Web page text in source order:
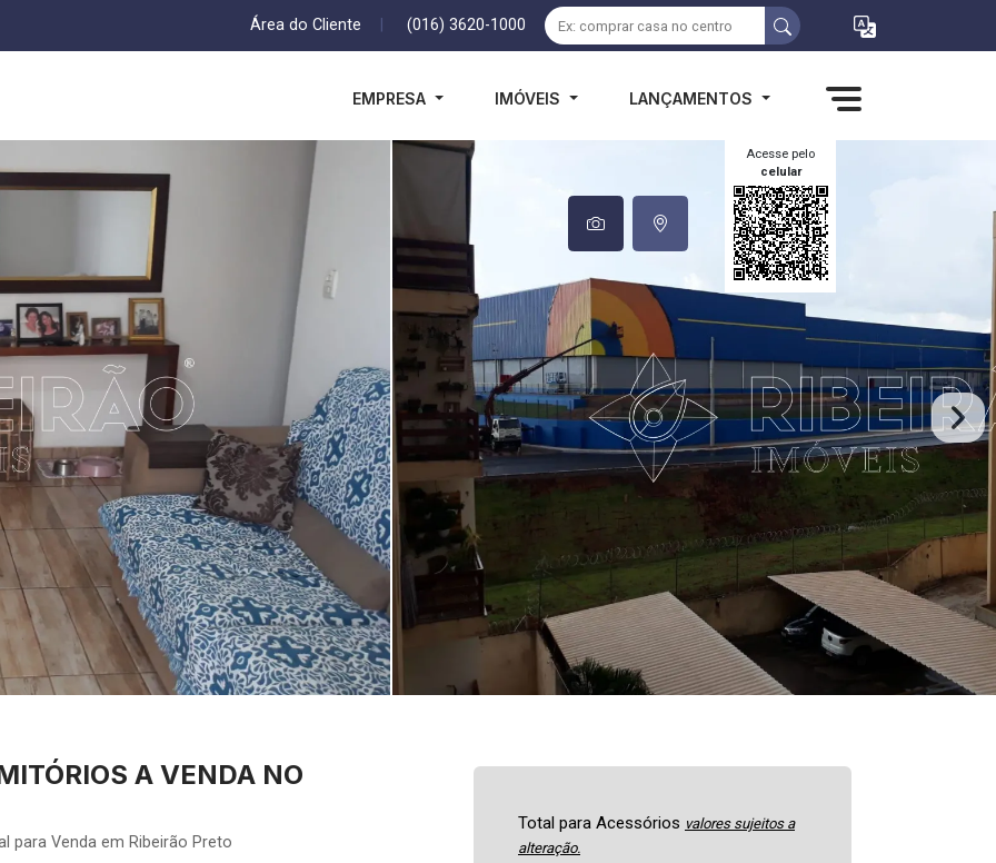
Área do Cliente (016) 3620-1000
EMPRESA IMÓVEIS LANÇAMENTOS
Acesse pelo
celular
A VENDA NO
para Venda em Ribeirão Preto
Total para Acessórios valores sujeitos a
alteração.